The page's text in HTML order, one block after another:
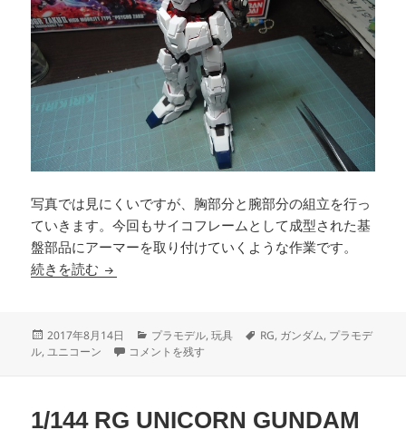
写真では見にくいですが、胸部分と腕部分の組立を行っ
ていきます。今回もサイコフレームとして成型された基
盤部品にアーマーを取り付けていくような作業です。
続きを読む 1/144 RG UNICORN GUNDAM (4)
投
稿
2017年8月14日
カ
テ
プラモデル,玩具
タ
RG, ガンダム, プラモデ
ル,ユニコーン 1/144 RG UNICORN GUNDAM (4) に
コメントを残す
1/144 RG UNICORN GUNDAM